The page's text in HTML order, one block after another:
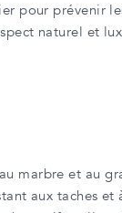
pour
naturel et
marbre et au
aux taches